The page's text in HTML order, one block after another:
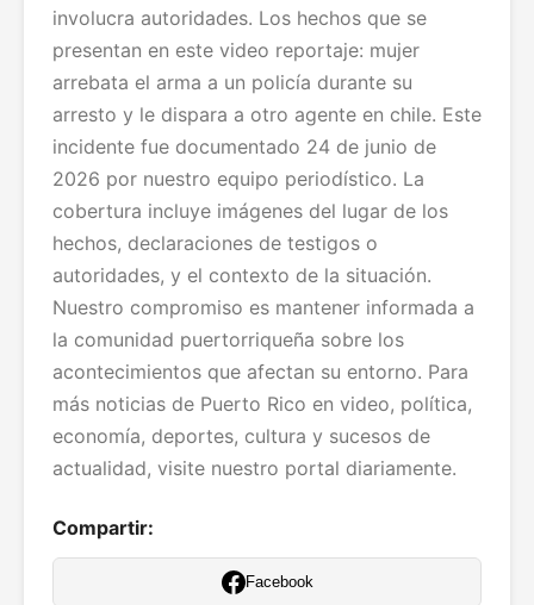
involucra autoridades. Los hechos que se
presentan en este video reportaje: mujer
arrebata el arma a un policía durante su
arresto y le dispara a otro agente en chile. Este
incidente fue documentado 24 de junio de
2026 por nuestro equipo periodístico. La
cobertura incluye imágenes del lugar de los
hechos, declaraciones de testigos o
autoridades, y el contexto de la situación.
Nuestro compromiso es mantener informada a
la comunidad puertorriqueña sobre los
acontecimientos que afectan su entorno. Para
más noticias de Puerto Rico en video, política,
economía, deportes, cultura y sucesos de
actualidad, visite nuestro portal diariamente.
Compartir:
Facebook